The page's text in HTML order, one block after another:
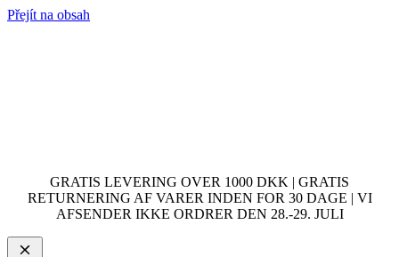
Přejít na obsah
GRATIS LEVERING OVER 1000 DKK | GRATIS
RETURNERING AF VARER INDEN FOR 30 DAGE | VI
AFSENDER IKKE ORDRER DEN 28.-29. JULI